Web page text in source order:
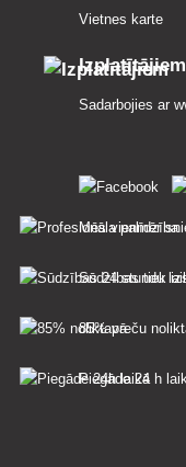
Vietnes karte
Izplatītājiem
Sadarbojies ar
Mēs vienmēr
Sūdzības tiek
85% preču
Piegāde 24 h